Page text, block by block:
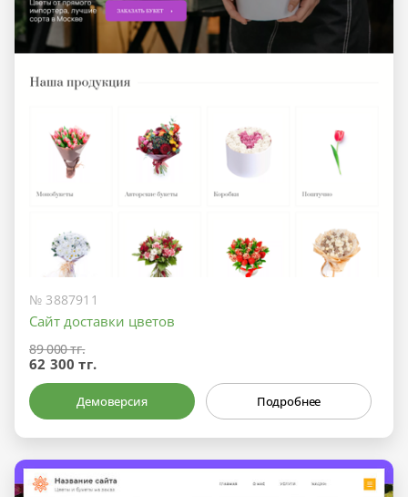
№ 3887911
Сайт доставки цветов
89 000 тг.
62 300 тг.
Демоверсия Подробнее